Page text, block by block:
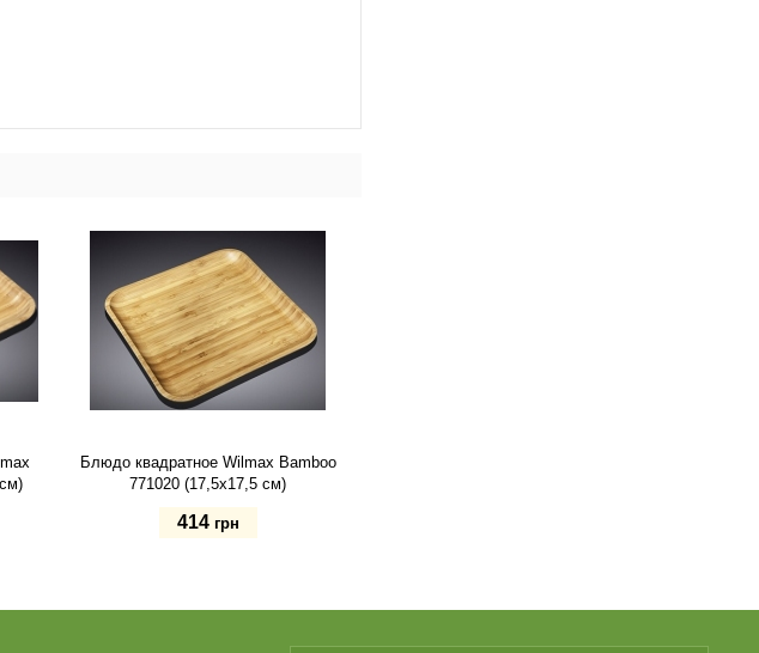
Блюдо квадратное Wilmax Bamboo
771020 (17,5х17,5 см)
414 грн